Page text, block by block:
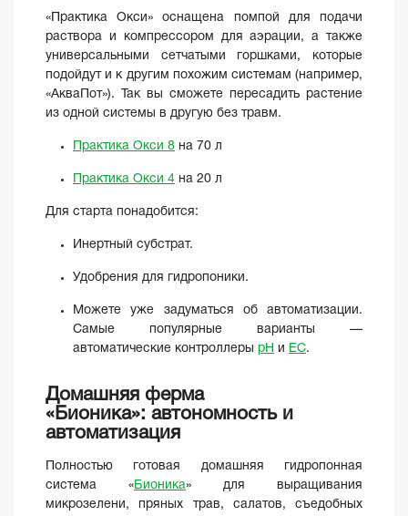
«Практика Окси» оснащена помпой для подачи
раствора и компрессором для аэрации, а также
универсальными сетчатыми горшками, которые
подойдут и к другим похожим системам (например,
«АкваПот»). Так вы сможете пересадить растение
из одной системы в другую без травм.
Практика Окси 8 на 70 л
Практика Окси 4 на 20 л
Для старта понадобится:
Инертный субстрат.
Удобрения для гидропоники.
Можете уже задуматься об автоматизации.
Самые популярные варианты —
автоматические контроллеры pH и EC.
Домашняя ферма
«Бионика»: автономность и
автоматизация
Полностью готовая домашняя гидропонная
система «Бионика» для выращивания
микрозелени, пряных трав, салатов, съедобных